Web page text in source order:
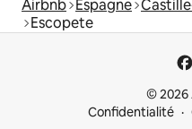
Airbnb Espagne
Escopete
© 2026
Confidentialité